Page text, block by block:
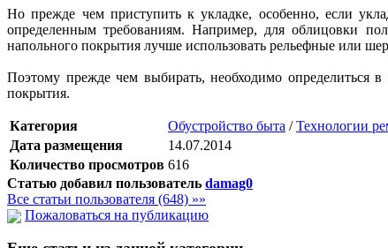
Но прежде чем приступить к укладке, особенно, если
определенным требованиям. Например, для облицовки
напольного покрытия лучше использовать рельефные или
Поэтому прежде чем выбирать, необходимо определиться
покрытия.
Категория Обустройство быта /Технологии
Дата размещения
14.07.2014
Количество просмотров 616
Статью добавил пользователь damag0
Все статьи пользователя (648) »»
Пожаловаться на публикацию